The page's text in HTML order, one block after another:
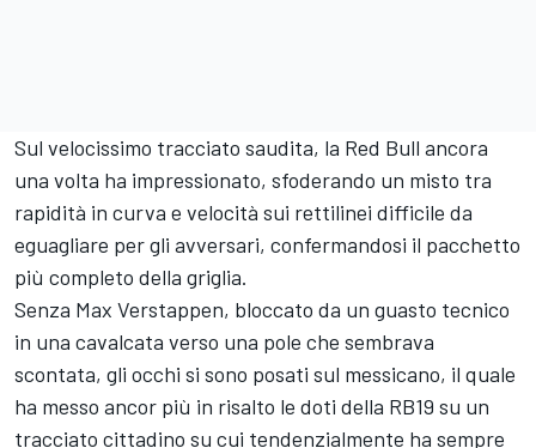
Sul velocissimo tracciato saudita, la Red Bull ancora
una volta ha impressionato, sfoderando un misto tra
rapidità in curva e velocità sui rettilinei difficile da
eguagliare per gli avversari, confermandosi il pacchetto
più completo della griglia.
Senza Max Verstappen, bloccato da un guasto tecnico
in una cavalcata verso una pole che sembrava
scontata, gli occhi si sono posati sul messicano, il quale
ha messo ancor più in risalto le doti della RB19 su un
tracciato cittadino su cui tendenzialmente ha sempre